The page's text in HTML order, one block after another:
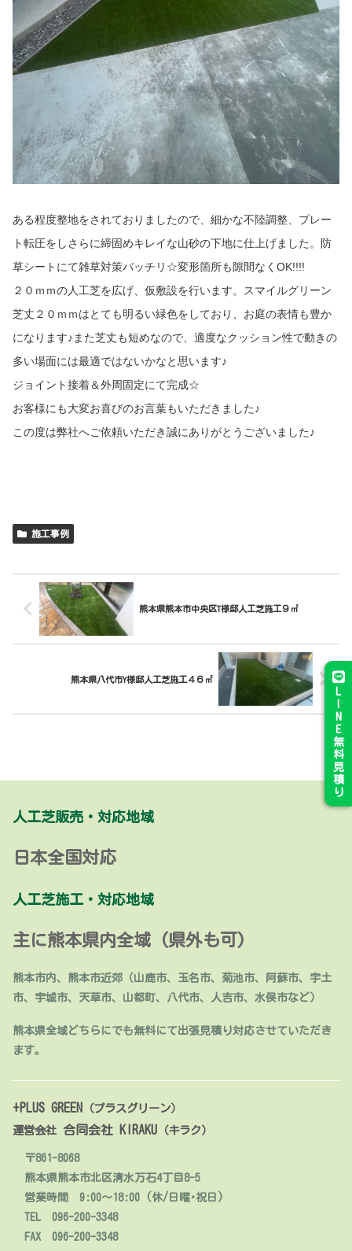
ある程度整地をされておりましたので、細かな不陸調整、プレー
ト転圧をしさらに締固めキレイな山砂の下地に仕上げました。防
草シートにて雑草対策バッチリ☆変形箇所も隙間なくOK!!!!
２０ｍｍの人工芝を広げ、仮敷設を行います。スマイルグリーン
芝丈２０ｍｍはとても明るい緑色をしており、お庭の表情も豊か
になります♪また芝丈も短めなので、適度なクッション性で動きの
多い場面には最適ではないかなと思います♪
ジョイント接着＆外周固定にて完成☆
お客様にも大変お喜びのお言葉もいただきました♪
この度は弊社へご依頼いただき誠にありがとうございました♪
施工事例
熊本県熊本市中央区T様邸人工芝施工９㎡
熊本県八代市Y様邸人工芝施工４６㎡
L
N
E
無
料
見
積
り
人工芝販売・対応地域
日本全国対応
人工芝施工・対応地域
主に熊本県内全域 (県外も可)
熊本市内、熊本市近郊（山鹿市、玉名市、菊池市、阿蘇市、宇土
市、宇城市、天草市、山都町、八代市、人吉市、水俣市など）
熊本県全域どちらにでも無料にて出張見積り対応させていただき
ます。
+PLUS GREEN
（プラスグリーン）
運営会社 合同会社 KIRAKU （キラク）
〒861-8068
熊本県熊本市北区清水万石4丁目8-5
営業時間 9:00～18:00 (休/日曜･祝日)
TEL 096-200-3348
FAX 096-200-3348